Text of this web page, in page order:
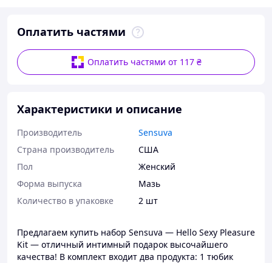
Оплатить частями
Оплатить частями от 117 ₴
Характеристики и описание
Производитель
Sensuva
Страна производитель
США
Пол
Женский
Форма выпуска
Мазь
Количество в упаковке
2 шт
Предлагаем купить набор Sensuva — Hello Sexy Pleasure
Kit — отличный интимный подарок высочайшего
качества! В комплект входит два продукта: 1 тюбик